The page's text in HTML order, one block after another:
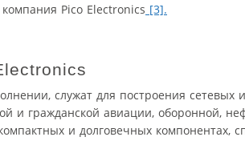
Pico Electronics [3].
служат для построения сетевых
и гражданской авиации, оборонной,
и долговечных компонентах,